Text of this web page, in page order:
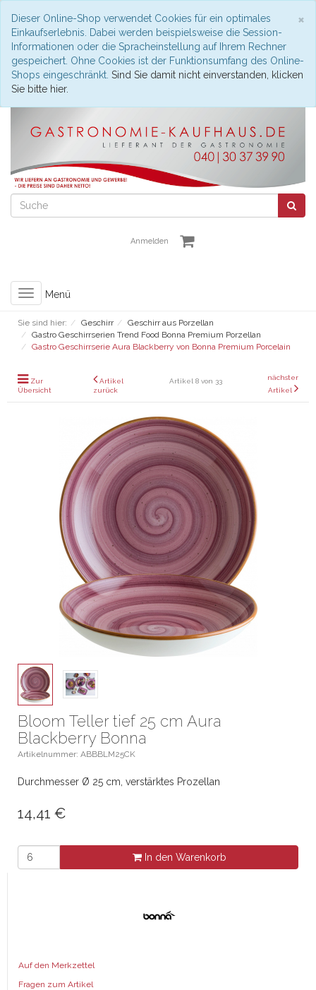
×
Dieser Online-Shop verwendet Cookies für ein optimales
Einkaufserlebnis. Dabei werden beispielsweise die Session-
Informationen oder die Spracheinstellung auf Ihrem Rechner
gespeichert. Ohne Cookies ist der Funktionsumfang des Online-
Shops eingeschränkt. Sind Sie damit nicht einverstanden, klicken
Sie bitte hier.
Anmelden
Toggle
navigation
Menü
Sie sind hier: Geschirr
Geschirr aus Porzellan
Gastro Geschirrserien Trend Food Bonna Premium Porzellan
Gastro Geschirrserie Aura Blackberry von Bonna Premium Porcelain
Zur
Übersicht
Artikel
zurück
Artikel 8 von 33
nächster
Artikel
Bloom Teller tief 25 cm Aura
Blackberry Bonna
Artikelnummer: ABBBLM25CK
Durchmesser Ø 25 cm, verstärktes Prozellan
14,41 €
In den Warenkorb
Auf den Merkzettel
Fragen zum Artikel